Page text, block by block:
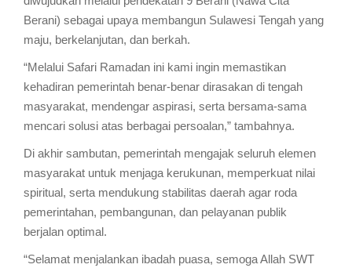
Berani) sebagai upaya membangun Sulawesi Tengah yang
maju, berkelanjutan, dan berkah.
“Melalui Safari Ramadan ini kami ingin memastikan
kehadiran pemerintah benar-benar dirasakan di tengah
masyarakat, mendengar aspirasi, serta bersama-sama
mencari solusi atas berbagai persoalan,” tambahnya.
Di akhir sambutan, pemerintah mengajak seluruh elemen
masyarakat untuk menjaga kerukunan, memperkuat nilai
spiritual, serta mendukung stabilitas daerah agar roda
pemerintahan, pembangunan, dan pelayanan publik
berjalan optimal.
“Selamat menjalankan ibadah puasa, semoga Allah SWT